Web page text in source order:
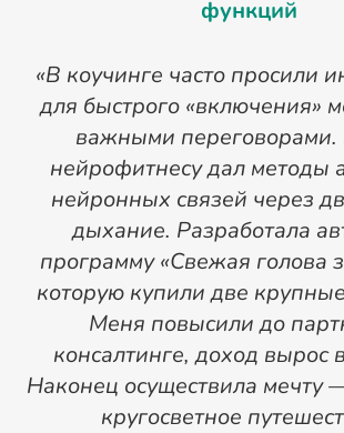
функций
«В коучинге часто просили
для быстрого «включения»
важными переговорами.
нейрофитнесу дал методы
нейронных связей через
дыхание. Разработала
программу «Свежая голова
которую купили две
Меня повысили до
консалтинге, доход вырос
Наконец осуществила мечту
кругосветное